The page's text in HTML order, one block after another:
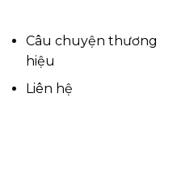
Câu chuyện thương
hiệu
Liên hệ